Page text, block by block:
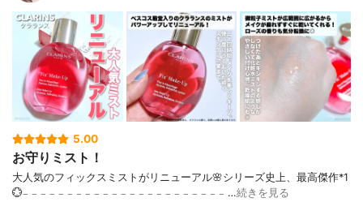
5.00
お守りミスト！
大人気のフィックスミストがリニューアル🌸シリーズ史上、最高傑作*1
💮𓐄 𓐄 𓐄 𓐄 𓐄 𓐄 𓐄 𓐄 𓐄 𓐄 𓐄 𓐄 𓐄 𓐄 𓐄 𓐄 𓐄 𓐄 𓐄 𓐄 𓐄 𓐄 𓐄 …続きを見る